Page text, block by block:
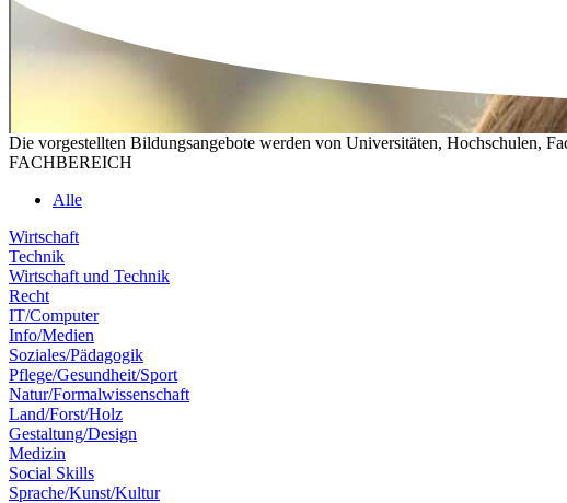
Die vorgestellten Bildungsangebote werden von Universitäten, Hochschulen,
FACHBEREICH
Alle
Wirtschaft
Technik
Wirtschaft und Technik
Recht
IT/Computer
Info/Medien
Soziales/Pädagogik
Pflege/Gesundheit/Sport
Natur/Formalwissenschaft
Land/Forst/Holz
Gestaltung/Design
Medizin
Social Skills
Sprache/Kunst/Kultur